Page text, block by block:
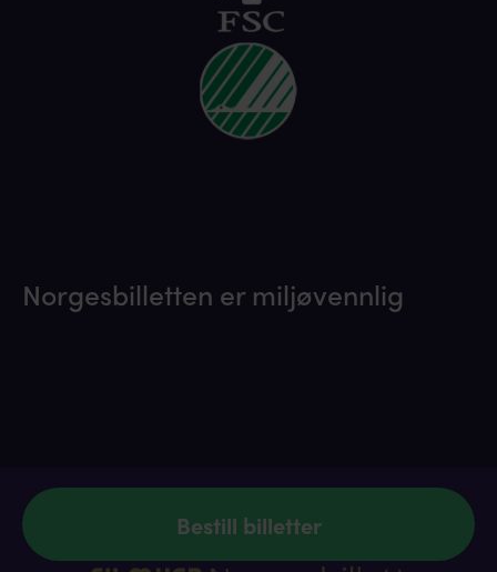
Bestill billetter
Norgesbilletten er miljøvennlig